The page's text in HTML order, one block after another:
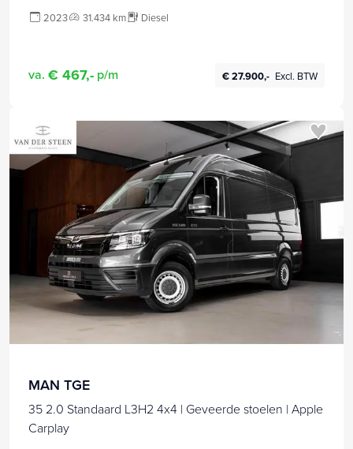
2023 31.434 km Diesel
va. € 467,- p/m € 27.900,- Excl. BTW
MAN TGE
35 2.0 Standaard L3H2 4x4 | Geveerde stoelen | Apple
Carplay